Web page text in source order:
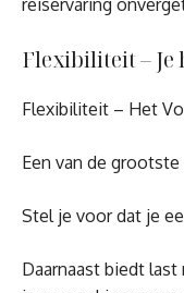
reiservaring
Flexibiliteit – Je
Flexibiliteit – Het
Een van de
Stel je voor dat je
Daarnaast biedt